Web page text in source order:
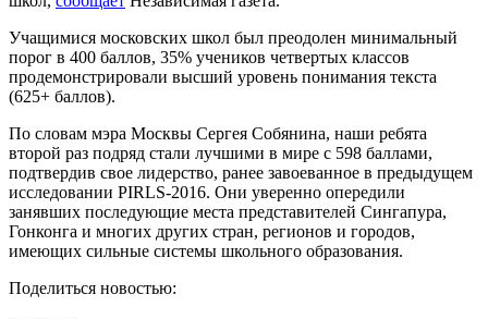
Учащимися московских школ был преодолен минимальный
порог в 400 баллов, 35% учеников четвертых классов
продемонстрировали высший уровень понимания текста
(625+ баллов).
По словам мэра Москвы Сергея Собянина, наши ребята
второй раз подряд стали лучшими в мире с 598 баллами,
подтвердив свое лидерство, ранее завоеванное в предыдущем
исследовании PIRLS-2016. Они уверенно опередили
занявших последующие места представителей Сингапура,
Гонконга и многих других стран, регионов и городов,
имеющих сильные системы школьного образования.
Поделиться новостью: